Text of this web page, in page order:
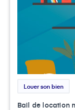
Louer son bien
Bail de location